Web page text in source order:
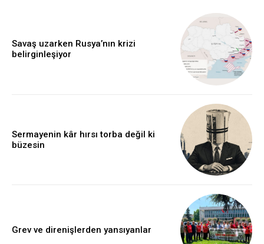
Savaş uzarken Rusya’nın krizi
belirginleşiyor
Sermayenin kâr hırsı torba değil ki
büzesin
Grev ve direnişlerden yansıyanlar